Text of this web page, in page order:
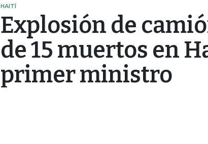
HAITÍ
Explosión de
de 15 muertos en
primer ministro